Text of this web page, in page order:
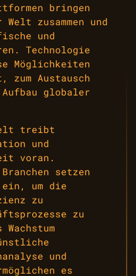
bringen
zusammen und
und
Technologie
Möglichkeiten
zum Austausch
Aufbau globaler
treibt
und
voran.
setzen
ein, um die
zu
zu
und
es